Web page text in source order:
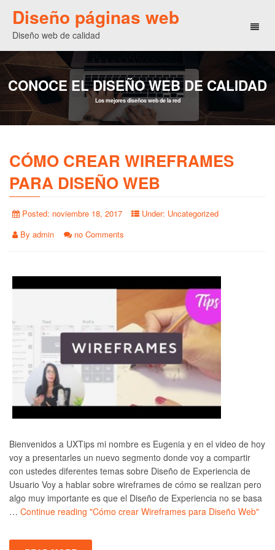
Diseño páginas web
Diseño web de calidad
CONOCE EL DISEÑO WEB DE CALIDAD
Los mejores diseños web de la red
CÓMO CREAR WIREFRAMES
PARA DISEÑO WEB
Posted: noviembre 18, 2017 Under: Uncategorized
By admin no Comments
Bienvenidos a UXTips mi nombre es Eugenia y en el video de hoy
voy a presentarles un nuevo segmento donde voy a compartir
con ustedes diferentes temas sobre Diseño de Experiencia de
Usuario Voy a hablar sobre wireframes de cómo se realizan pero
algo muy importante es que el Diseño de Experiencia no se basa
… Continue reading "Cómo crear Wireframes para Diseño Web"